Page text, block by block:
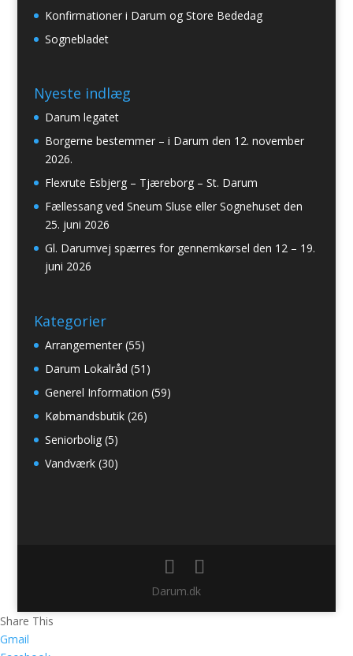
Konfirmationer i Darum og Store Bededag
Sognebladet
Nyeste indlæg
Darum legatet
Borgerne bestemmer – i Darum den 12. november
2026.
Flexrute Esbjerg – Tjæreborg – St. Darum
Fællessang ved Sneum Sluse eller Sognehuset den
25. juni 2026
Gl. Darumvej spærres for gennemkørsel den 12 – 19.
juni 2026
Kategorier
Arrangementer(55)
Darum Lokalråd (51)
Generel Information (59)
Købmandsbutik(26)
Seniorbolig(5)
Vandværk(30)
Darum.dk
Share This
Gmail